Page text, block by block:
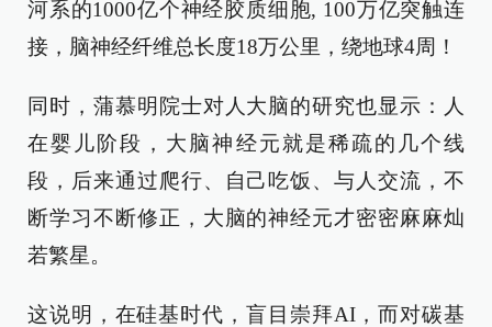
河系的1000亿个神经胶质细胞, 100万亿突触连
接，脑神经纤维总长度18万公里，绕地球4周！
同时，蒲慕明院士对人大脑的研究也显示：人
在婴儿阶段，大脑神经元就是稀疏的几个线
段，后来通过爬行、自己吃饭、与人交流，不
断学习不断修正，大脑的神经元才密密麻麻灿
若繁星。
这说明，在硅基时代，盲目崇拜AI，而对碳基